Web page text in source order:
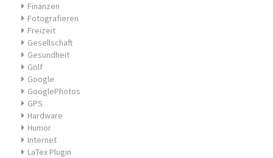
Finanzen
Fotografieren
Freizeit
Gesellschaft
Gesundheit
Golf
Google
GooglePhotos
GPS
Hardware
Humor
Internet
LaTex Plugin